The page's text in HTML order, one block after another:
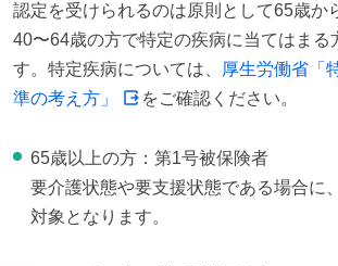
認定を受けられるのは原則として65歳か
40〜64歳の方で特定の疾病に当てはまる
す。特定疾病については、
厚生労働省「
準の考え方」
をご確認ください。
65歳以上の方：第1号被保険者
要介護状態や要支援状態である場合に
対象となります。